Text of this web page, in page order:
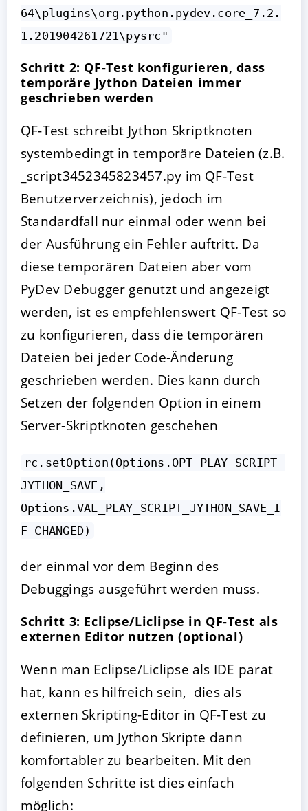
64\plugins\org.python.pydev.core_7.2.
1.201904261721\pysrc"
Schritt 2: QF-Test konfigurieren, dass
temporäre Jython Dateien immer
geschrieben werden
QF-Test schreibt Jython Skriptknoten
systembedingt in temporäre Dateien (z.B.
_script3452345823457.py im QF-Test
Benutzerverzeichnis), jedoch im
Standardfall nur einmal oder wenn bei
der Ausführung ein Fehler auftritt. Da
diese temporären Dateien aber vom
PyDev Debugger genutzt und angezeigt
werden, ist es empfehlenswert QF-Test so
zu konfigurieren, dass die temporären
Dateien bei jeder Code-Änderung
geschrieben werden. Dies kann durch
Setzen der folgenden Option in einem
Server-Skriptknoten geschehen
rc.setOption(Options.OPT_PLAY_SCRIPT_
JYTHON_SAVE,
Options.VAL_PLAY_SCRIPT_JYTHON_SAVE_I
F_CHANGED)
der einmal vor dem Beginn des
Debuggings ausgeführt werden muss.
Schritt 3: Eclipse/Liclipse in QF-Test als
externen Editor nutzen (optional)
Wenn man Eclipse/Liclipse als IDE parat
hat, kann es hilfreich sein, dies als
externen Skripting-Editor in QF-Test zu
definieren, um Jython Skripte dann
komfortabler zu bearbeiten. Mit den
folgenden Schritte ist dies einfach
möglich: